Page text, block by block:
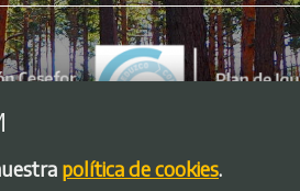
política de cookies.